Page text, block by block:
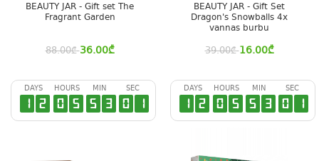
BEAUTY JAR - Gift set The
Fragrant Garden
88.00₾ 36.00₾
BEAUTY JAR - Gift Set
Dragon's Snowballs 4x
vannas burbu
39.00₾ 16.00₾
DAYS
1 2
HOURS
0 5
MIN
5 3
SEC
0 0
DAYS
1 2
HOURS
0 5
MIN
5 3
SEC
0 0